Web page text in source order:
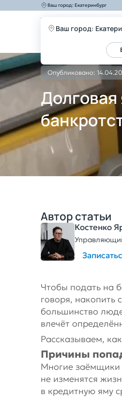
Ваш город: Екатеринбург
Ваш город:
Опубликовано:
Долговая
Автор статьи
Костенко
Чтобы подать на
говоря, накопить
большинство
влечёт
Рассказываем,
Причины
Многие заёмщики
не изменятся
в кредитную яму